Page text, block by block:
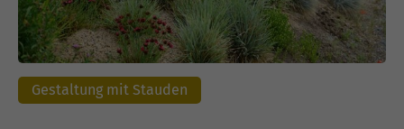
Gestaltung mit Stauden